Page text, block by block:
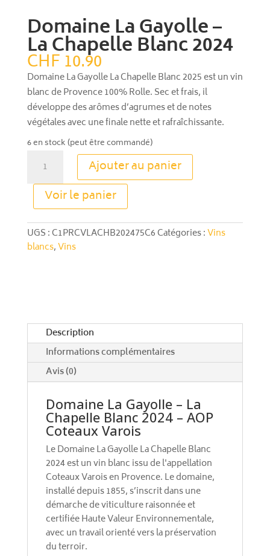
Domaine La Gayolle –
La Chapelle Blanc 2024
CHF10.90
Domaine La Gayolle La Chapelle Blanc 2025 est un vin
blanc de Provence 100% Rolle. Sec et frais, il
développe des arômes d’agrumes et de notes
végétales avec une finale nette et rafraîchissante.
6 en stock (peut être commandé)
Domaine
Gayolle
-
La
Chapelle
Ajouter au panier
Voir le panier
A
l
e
:
UGS :C1PRCVLACHB202475C6Catégories :Vins
blancs,Vins
Description
Informations complémentaires
Avis (0)
Domaine La Gayolle – La
Chapelle Blanc 2024 – AOP
Coteaux Varois
Le Domaine La Gayolle La Chapelle Blanc
2024 est un vin blanc issu de l'appellation
Coteaux Varois en Provence. Le domaine,
installé depuis 1855, s’inscrit dans une
démarche de viticulture raisonnée et
certifiée Haute Valeur Environnementale,
avec un travail orienté vers la préservation
du terroir.